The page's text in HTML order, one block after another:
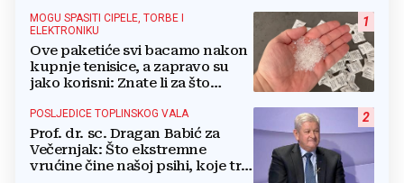
1
MOGU SPASITI CIPELE, TORBE I
ELEKTRONIKU
Ove paketiće svi bacamo nakon
kupnje tenisice, a zapravo su
jako korisni: Znate li za što
2
POSLJEDICE TOPLINSKOG VALA
Prof. dr. sc. Dragan Babić za
Večernjak: Što ekstremne
vrućine čine našoj psihi, koje tri